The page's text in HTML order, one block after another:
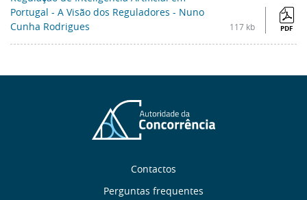
Portugal - A Visão dos Reguladores - Nuno
Cunha Rodrigues
117 kb PDF
Contactos
Perguntas frequentes